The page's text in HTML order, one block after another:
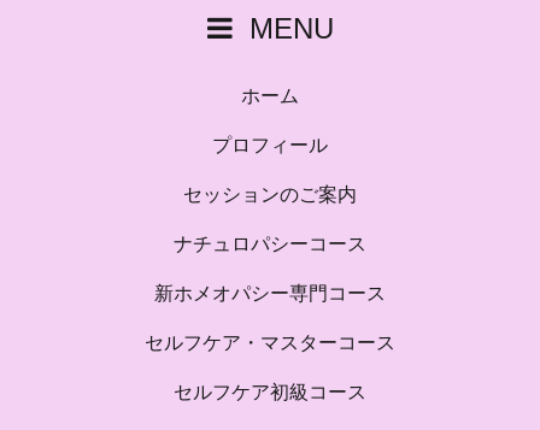
MENU
ホーム
プロフィール
セッションのご案内
ナチュロパシーコース
新ホメオパシー専門コース
セルフケア・マスターコース
セルフケア初級コース